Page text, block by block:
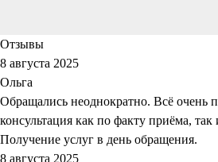
Отзывы
8 августа 2025
Ольга
Обращались неоднократно. Всё очень
консультация как по факту приёма, так
Получение услуг в день обращения.
8 августа 2025